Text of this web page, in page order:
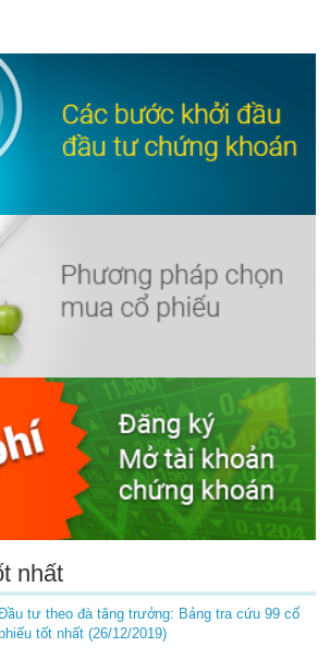
nhất
tư theo đà tăng trưởng: Bảng tra cứu 99 cổ
tốt nhất (26/12/2019)